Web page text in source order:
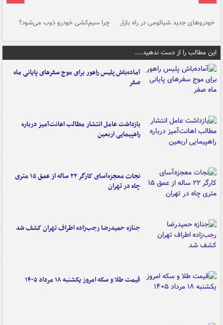
خودروهای جدید شیائومی در راه بازار چرا سیم‌کشی خودرو ذوب می‌شود؟
این مطالب را از دست ندهید....
آماده‌باش پلیس راهور برای موج سفرهای پایانی ماه
صفر
بازداشت عامل انتشار مطالب اهانت‌آمیز درباره
راهپیمایی اربعین
نجات معجزه‌آسای کارگر ۲۲ ساله از عمق ۱۵ متری
چاه در تهران
جنازه حمیدرضا رجب‌زاده اطراف تهران کشف شد
قیمت طلا و سکه امروز یکشنبه ۱۸ مرداد ۱۴۰۵